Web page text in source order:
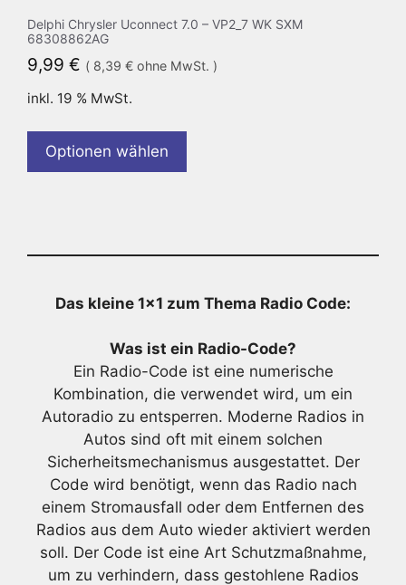
Delphi Chrysler Uconnect 7.0 – VP2_7 WK SXM
68308862AG
9,99 € ( 8,39 € ohne MwSt. )
inkl. 19 % MwSt.
Optionen wählen
Das kleine 1×1 zum Thema Radio Code:
Was ist ein Radio-Code?
Ein Radio-Code ist eine numerische
Kombination, die verwendet wird, um ein
Autoradio zu entsperren. Moderne Radios in
Autos sind oft mit einem solchen
Sicherheitsmechanismus ausgestattet. Der
Code wird benötigt, wenn das Radio nach
einem Stromausfall oder dem Entfernen des
Radios aus dem Auto wieder aktiviert werden
soll. Der Code ist eine Art Schutzmaßnahme,
um zu verhindern, dass gestohlene Radios